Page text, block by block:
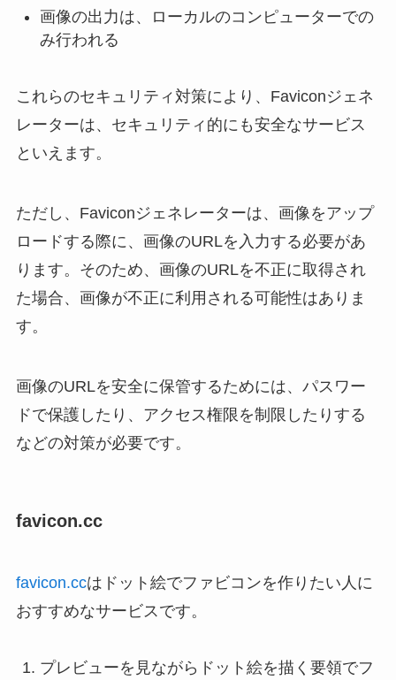
画像の出力は、ローカルのコンピューターでの
み行われる
これらのセキュリティ対策により、Faviconジェネ
レーターは、セキュリティ的にも安全なサービス
といえます。
ただし、Faviconジェネレーターは、画像をアップ
ロードする際に、画像のURLを入力する必要があ
ります。そのため、画像のURLを不正に取得され
た場合、画像が不正に利用される可能性はありま
す。
画像のURLを安全に保管するためには、パスワー
ドで保護したり、アクセス権限を制限したりする
などの対策が必要です。
favicon.cc
favicon.ccはドット絵でファビコンを作りたい人に
おすすめなサービスです。
プレビューを見ながらドット絵を描く要領でフ